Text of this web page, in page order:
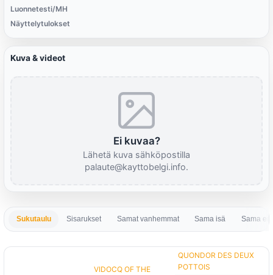
Luonnetesti/MH
Näyttelytulokset
Kuva & videot
Ei kuvaa?
Lähetä kuva sähköpostilla
palaute@kayttobelgi.info.
Sukutaulu Sisarukset Samat vanhemmat Sama isä Sama
VIDOCQ OF THE
QUONDOR DES DEUX
POTTOIS